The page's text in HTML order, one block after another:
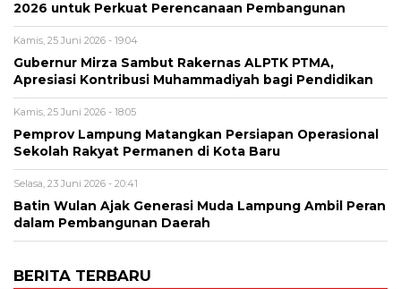
2026 untuk Perkuat Perencanaan Pembangunan
Kamis, 25 Juni 2026 - 19:04
Gubernur Mirza Sambut Rakernas ALPTK PTMA,
Apresiasi Kontribusi Muhammadiyah bagi Pendidikan
Kamis, 25 Juni 2026 - 18:05
Pemprov Lampung Matangkan Persiapan Operasional
Sekolah Rakyat Permanen di Kota Baru
Selasa, 23 Juni 2026 - 20:41
Batin Wulan Ajak Generasi Muda Lampung Ambil Peran
dalam Pembangunan Daerah
BERITA TERBARU